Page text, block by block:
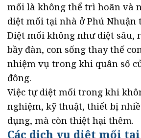
mối là không thể trì hoãn và
diệt mối tại nhà ở Phú Nhuận
Diệt mối không như diệt sâu,
bầy đàn, con sống thay thế
nhiệm vụ trong khi quân số
đông.
Việc tự diệt mối trong khi
nghiệm, kỹ thuật, thiết bị
dụng, mà còn thiệt hại thêm.
Các dịch vụ diệt mối